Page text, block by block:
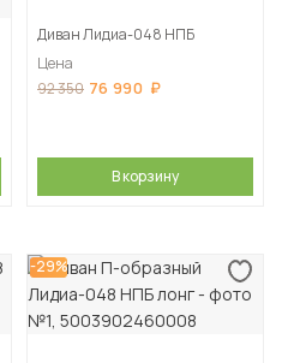
Диван Лидиа-048 НПБ
Цена
92 350 76 990
В корзину
-29%